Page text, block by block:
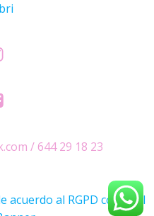
/ 644 29 18 23
acuerdo al RGPD con Real